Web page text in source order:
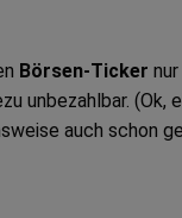
Börsen-Ticker
unbezahlbar. (Ok,
auch schon